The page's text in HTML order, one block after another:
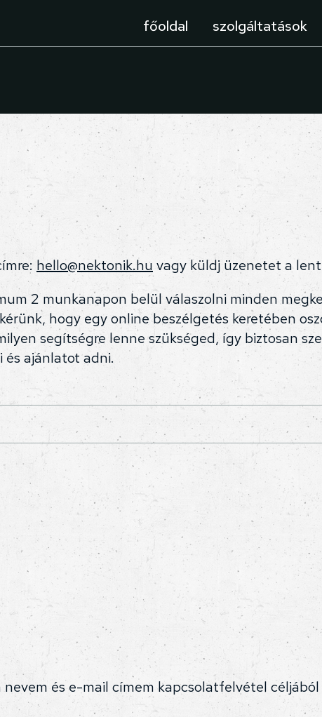
főoldal szolgáltatások
hello@nektonik.hu vagy küldj üzenetet a
2 munkanapon belül válaszolni minden
hogy egy online beszélgetés keretében
segítségre lenne szükséged, így biztosan
ajánlatot adni.
nevem és e-mail címem kapcsolatfelvétel